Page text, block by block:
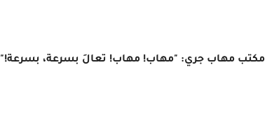
مهاب جري: "مهاب! مهاب! تعالَ بسرعة، بسرعة!"